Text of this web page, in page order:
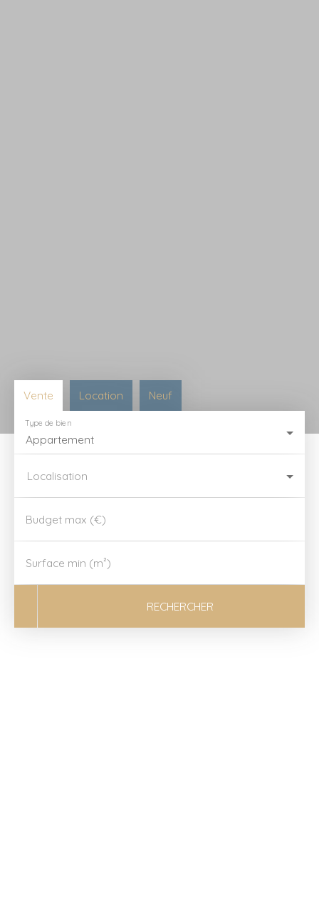
Vente Location Neuf
Appartement
Type de bien
Localisation
Budget max (€)
Surface min (m²)
RECHERCHER